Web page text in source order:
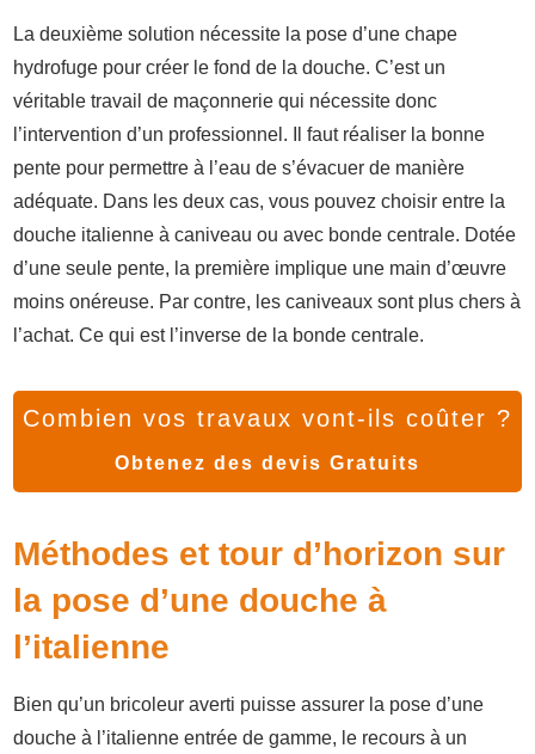
La deuxième solution nécessite la pose d’une chape
hydrofuge pour créer le fond de la douche. C’est un
véritable travail de maçonnerie qui nécessite donc
l’intervention d’un professionnel. Il faut réaliser la bonne
pente pour permettre à l’eau de s’évacuer de manière
adéquate. Dans les deux cas, vous pouvez choisir entre la
douche italienne à caniveau ou avec bonde centrale. Dotée
d’une seule pente, la première implique une main d’œuvre
moins onéreuse. Par contre, les caniveaux sont plus chers à
l’achat. Ce qui est l’inverse de la bonde centrale.
Combien vos travaux vont-ils coûter ?
Obtenez des devis Gratuits
Méthodes et tour d’horizon sur
la pose d’une douche à
l’italienne
Bien qu’un bricoleur averti puisse assurer la pose d’une
douche à l’italienne entrée de gamme, le recours à un